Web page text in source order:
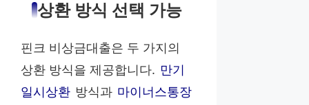
상환 방식 선택 가능
핀크 비상금대출은 두 가지의
상환 방식을 제공합니다. 만기
일시상환 방식과 마이너스통장